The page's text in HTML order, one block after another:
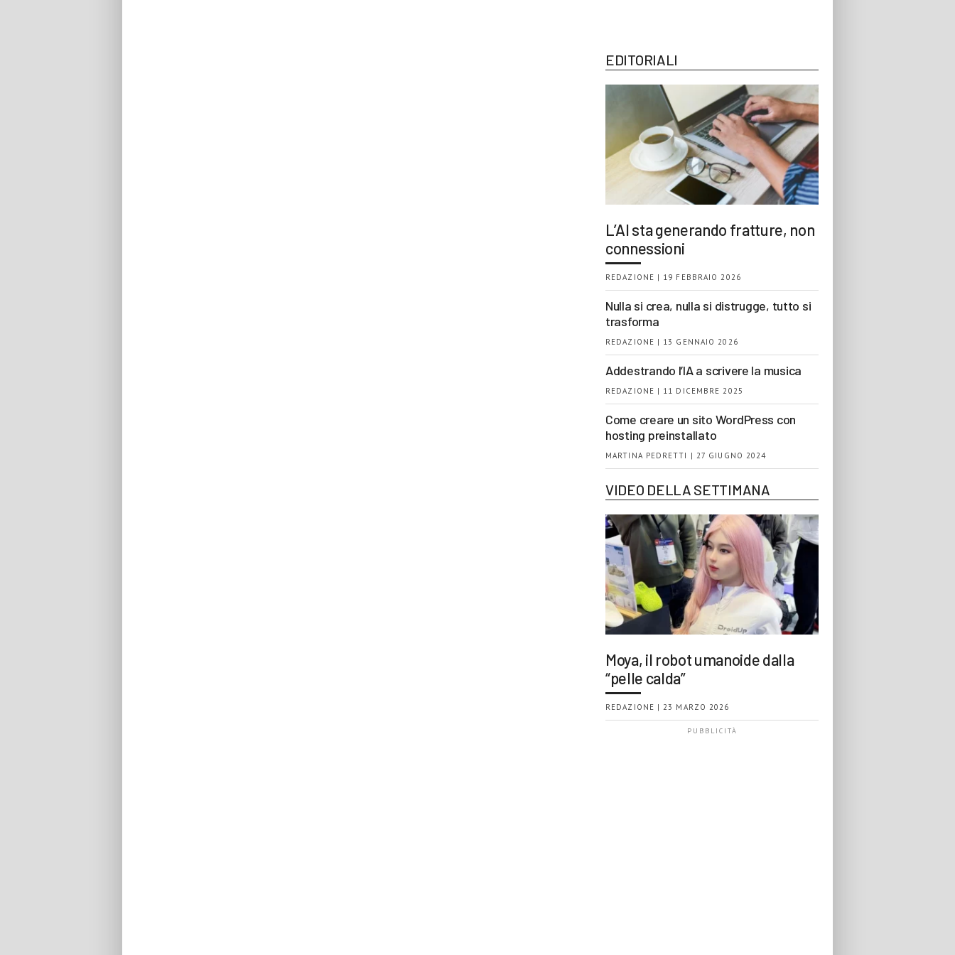
EDITORIALI
L’AI sta generando fratture, non
connessioni
REDAZIONE | 19 FEBBRAIO 2026
Nulla si crea, nulla si distrugge, tutto si
trasforma
REDAZIONE | 13 GENNAIO 2026
Addestrando l’IA a scrivere la musica
REDAZIONE | 11 DICEMBRE 2025
Come creare un sito WordPress con
hosting preinstallato
MARTINA PEDRETTI | 27 GIUGNO 2024
VIDEO DELLA SETTIMANA
Moya, il robot umanoide dalla
“pelle calda”
REDAZIONE | 23 MARZO 2026